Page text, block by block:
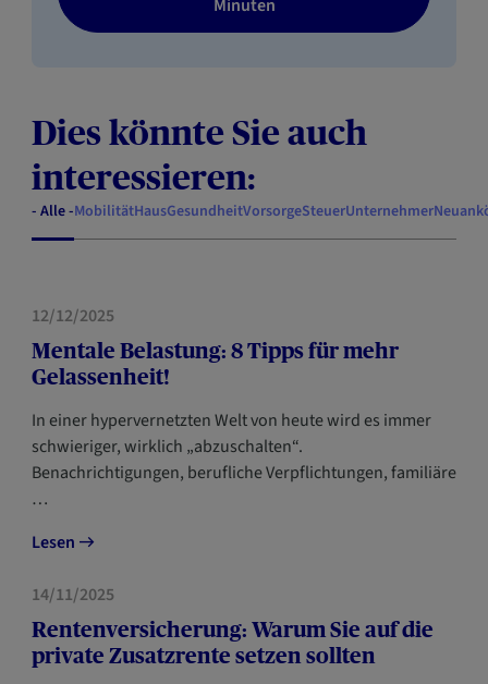
Minuten
Dies könnte Sie auch
interessieren:
- Alle -MobilitätHausGesundheitVorsorgeSteuerUnternehmer
GESUNDHEIT
12/12/2025
Mentale Belastung: 8 Tipps für mehr
Gelassenheit!
In einer hypervernetzten Welt von heute wird es immer
schwieriger, wirklich „abzuschalten“.
Benachrichtigungen, berufliche Verpflichtungen, familiäre
…
Lesen
VORSORGE
14/11/2025
Rentenversicherung: Warum Sie auf die
private Zusatzrente setzen sollten